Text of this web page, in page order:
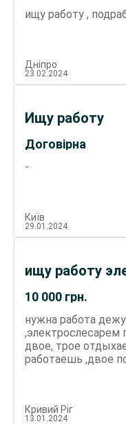
ищу работу ,
Дніпро
23.02.2024
Договірна
Ищу работу
-
Київ
29.01.2024
10 000 грн.
ищу работу
нужна работа
,электрослесарем
двое, трое
работаешь ,двое
Кривий Ріг
13.01.2024